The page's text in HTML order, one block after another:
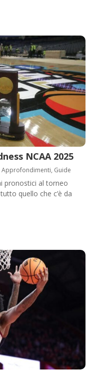
NCAA 2025
Approfondimenti, Guide
pronostici al torneo
quello che c’è da